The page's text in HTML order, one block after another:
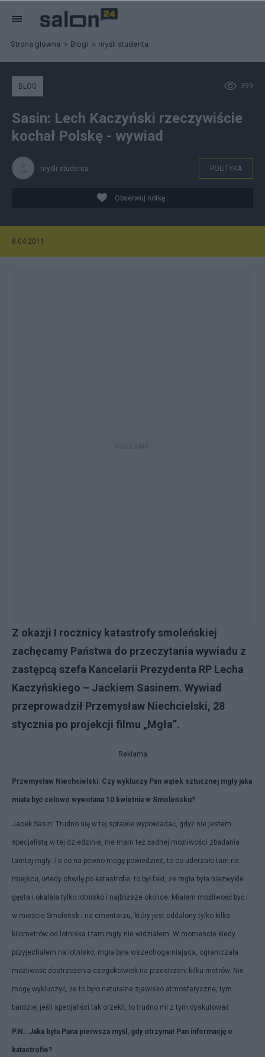
Strona główna Blogi myśli studenta
399
BLOG
Sasin: Lech Kaczyński rzeczywiście
kochał Polskę - wywiad
myśli studenta POLITYKA
Obserwuj notkę
8.04.2011
Z okazji I rocznicy katastrofy smoleńskiej
zachęcamy Państwa do przeczytania wywiadu z
zastępcą szefa Kancelarii Prezydenta RP Lecha
Kaczyńskiego – Jackiem Sasinem. Wywiad
przeprowadził Przemysław Niechcielski, 28
stycznia po projekcji filmu „Mgła”.
Reklama
Przemysław Niechcielski: Czy wykluczy Pan wątek sztucznej mgły jaka
miała być celowo wywołana 10 kwietnia w Smoleńsku?
Jacek Sasin: Trudno się w tej sprawie wypowiadać, gdyż nie jestem
specjalistą w tej dziedzinie, nie mam też żadnej możliwości zbadania
tamtej mgły. To co na pewno mogę powiedzieć, to co uderzało tam na
miejscu, wtedy chwilę po katastrofie, to był fakt, że mgła była niezwykle
gęsta i okalała tylko lotnisko i najbliższe okolice. Miałem możliwość być i
w mieście Smoleńsk i na cmentarzu, który jest oddalony tylko kilka
kilometrów od lotniska i tam mgły nie widziałem. W momencie kiedy
przyjechałem na lotnisko, mgła była wszechogarniająca, ograniczała
możliwość dostrzeżenia czegokolwiek na przestrzeni kilku metrów. Nie
mogę wykluczyć, że to było naturalne zjawisko atmosferyczne, tym
bardziej jeśli specjaliści tak orzekli, to trudno mi z tym dyskutować.
P.N.: Jaka była Pana pierwsza myśl, gdy otrzymał Pan informację o
katastrofie?